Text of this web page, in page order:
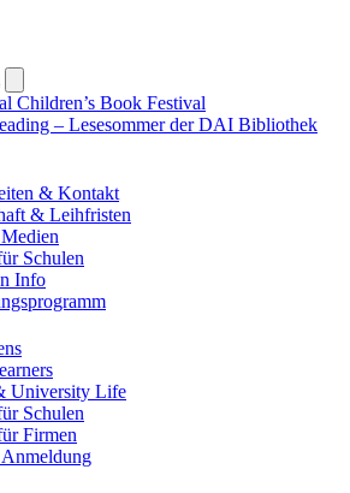
submenu
Children’s Book Festival
– Lesesommer der DAI Bibliothek
& Kontakt
& Leihfristen
Schulen
Info
University Life
Schulen
Firmen